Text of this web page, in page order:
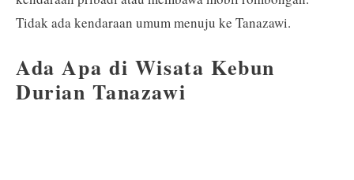
Tidak ada kendaraan umum menuju ke Tanazawi.
Ada Apa di Wisata Kebun
Durian Tanazawi